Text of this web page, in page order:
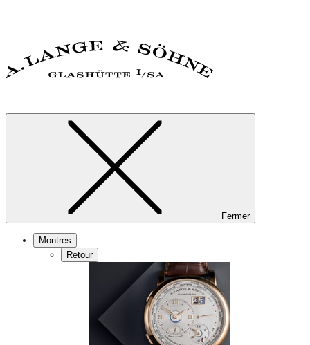
Fermer
Montres
Retour